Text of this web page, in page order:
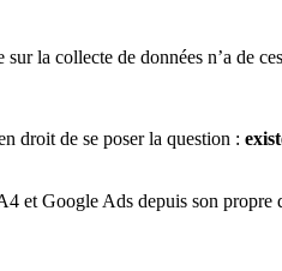
la collecte de données n’a de
droit de se poser la question :
et Google Ads depuis son propre